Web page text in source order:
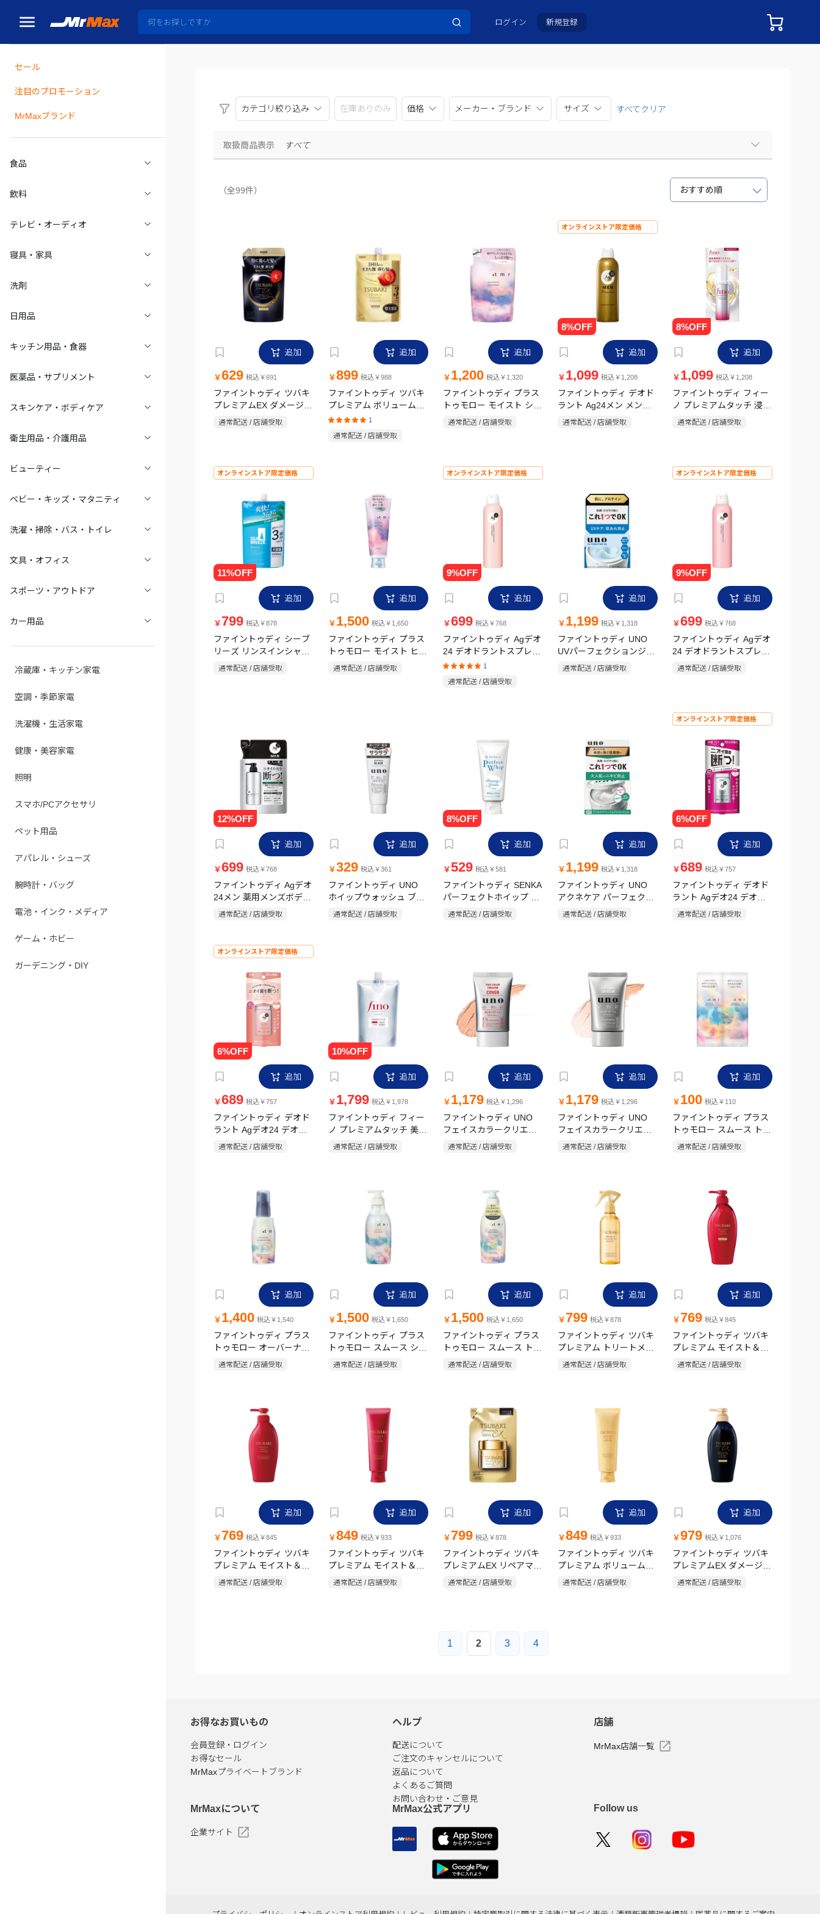
ログイン 新規登録
セール
注目のプロモーション
MrMaxブランド
食品
飲料
テレビ・オーディオ
寝具・家具
洗剤
日用品
キッチン用品・食器
医薬品・サプリメント
スキンケア・ボディケア
衛生用品・介護用品
ビューティー
ベビー・キッズ・マタニティ
洗濯・掃除・バス・トイレ
文具・オフィス
スポーツ・アウトドア
カー用品
冷蔵庫・キッチン家電
空調・季節家電
洗濯機・生活家電
健康・美容家電
照明
スマホ/PCアクセサリ
ペット用品
アパレル・シューズ
腕時計・バッグ
電池・インク・メディア
ゲーム・ホビー
ガーデニング・DIY
カテゴリ絞り込み
在庫ありのみ 価格 メーカー・ブランド サイズ すべてクリア
取扱商品表示 すべて
（全99件） おすすめ順
追加
￥629 税込￥691
ファイントゥディ ツバキ
プレミアムEX ダメージ＆
リペア シャンプー詰替
300ml
通常配送 / 店舗受取
追加
￥899 税込￥988
ファイントゥディ ツバキ
プレミアム ボリューム＆
リペア シャンプー 詰替
1
通常配送 / 店舗受取
追加
￥ 1,200 税込￥1,320
ファイントゥディ プラス
トゥモロー モイスト シャ
ンプー 詰替 400ml
通常配送 / 店舗受取
オンラインストア限定価格
追加
￥ 1,099 税込￥1,208
ファイントゥディ デオド
ラント Ag24メン メンズ
デオスプレープレミアム
通常配送 / 店舗受取
追加
￥ 1,099 税込￥1,208
ファイントゥディ フィー
ノ プレミアムタッチ 浸透
美容液ヘアオイル エアリ
通常配送 / 店舗受取
オンラインストア限定価格
追加
￥ 799 税込￥878
ファイントゥディ シーブ
リーズ リンスインシャン
プーf 詰替 1000ml
通常配送 / 店舗受取
追加
￥ 1,500 税込￥1,650
ファイントゥディ プラス
トゥモロー モイスト ヒー
トケアマスク 145g
通常配送 / 店舗受取
オンラインストア限定価格
追加
￥699 税込￥768
ファイントゥディ Agデオ
24 デオドラントスプレー
フローラルブーケ L
142g【医薬部外品】
1
通常配送 / 店舗受取
追加
￥ 1,199 税込￥1,318
ファイントゥディ UNO
UVパーフェクションジェ
ル fA 80g
通常配送 / 店舗受取
オンラインストア限定価格
追加
￥699 税込￥768
ファイントゥディ Agデオ
24 デオドラントスプレー
スウィートブレンド L
通常配送 / 店舗受取
追加
￥699 税込￥768
ファイントゥディ Agデオ
24メン 薬用メンズボディ
クレンズ リフレッシュシ
通常配送 / 店舗受取
追加
￥329 税込￥361
ファイントゥディ UNO
ホイップウォッシュ ブラ
ック f 130g
通常配送 / 店舗受取
追加
￥529 税込￥581
ファイントゥディ SENKA
パーフェクトホイップ ホ
ワイトクレイ 120g
通常配送 / 店舗受取
追加
￥ 1,199 税込￥1,318
ファイントゥディ UNO
アクネケア パーフェクシ
ョンジェル(医薬部外品)
90g
通常配送 / 店舗受取
オンラインストア限定価格
追加
￥689 税込￥757
ファイントゥディ デオド
ラント Agデオ24 デオロ
ールオンDX 無香性(医薬
通常配送 / 店舗受取
オンラインストア限定価格
追加
￥689 税込￥757
ファイントゥディ デオド
ラント Agデオ24 デオロ
ールオンDX フローラルブ
通常配送 / 店舗受取
追加
￥ 1,799 税込￥1,978
ファイントゥディ フィー
ノ プレミアムタッチ 美容
液ヘアマスク 700g 詰替
通常配送 / 店舗受取
追加
￥ 1,179 税込￥1,296
ファイントゥディ UNO
フェイスカラークリエイ
ター(カバー)カラーレベル
通常配送 / 店舗受取
追加
￥ 1,179 税込￥1,296
ファイントゥディ UNO
フェイスカラークリエイ
ター(ナチュラ
通常配送 / 店舗受取
追加
￥ 100 税込￥110
ファイントゥディ プラス
トゥモロー スムース トラ
イアルセット 10ml＋10ml
通常配送 / 店舗受取
追加
￥ 1,400 税込￥1,540
ファイントゥディ プラス
トゥモロー オーバーナイ
ト ヘアセラム 80ml
通常配送 / 店舗受取
追加
￥ 1,500 税込￥1,650
ファイントゥディ プラス
トゥモロー スムース シャ
ンプー ポンプ 470ml
通常配送 / 店舗受取
追加
￥ 1,500 税込￥1,650
ファイントゥディ プラス
トゥモロー スムース トリ
ートメント ポンプ 470ml
通常配送 / 店舗受取
追加
￥ 799 税込￥878
ファイントゥディ ツバキ
プレミアム トリートメン
トウォーター 210ml
通常配送 / 店舗受取
追加
￥ 769 税込￥845
ファイントゥディ ツバキ
プレミアム モイスト＆リ
ペア シャンプーポンプ
450ml
通常配送 / 店舗受取
追加
￥ 769 税込￥845
ファイントゥディ ツバキ
プレミアム モイスト＆リ
ペア コンディショナーポ
通常配送 / 店舗受取
追加
￥849 税込￥933
ファイントゥディ ツバキ
プレミアム モイスト＆リ
ペア トリートメント
160g
通常配送 / 店舗受取
追加
￥ 799 税込￥878
ファイントゥディ ツバキ
プレミアムEX リペアマス
ク 詰替 150g
通常配送 / 店舗受取
追加
￥849 税込￥933
ファイントゥディ ツバキ
プレミアム ボリューム＆
リペア トリートメント
160g
通常配送 / 店舗受取
追加
￥979 税込￥1,076
ファイントゥディ ツバキ
プレミアムEX ダメージ＆
リペア シャンプー 450ml
通常配送 / 店舗受取
1 2 3 4
お得なお買いもの
会員登録・ログイン
お得なセール
MrMaxプライベートブランド
ヘルプ
配送について
ご注文のキャンセルについて
返品について
よくあるご質問
お問い合わせ・ご意見
店舗
MrMax店舗一覧
MrMaxについて
企業サイト
MrMax公式アプリ Follow us